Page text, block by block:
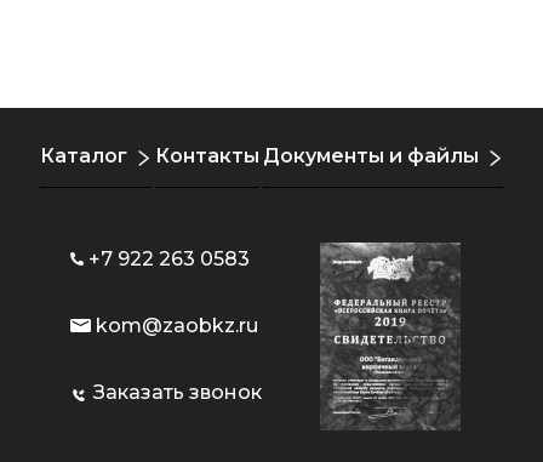
Каталог Контакты Документы и файлы
+7 922 263 0583
kom@zaobkz.ru
Заказать звонок